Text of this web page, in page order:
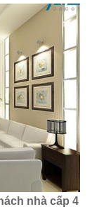
nó. Nội dung
nam châm
nhà cấp 4